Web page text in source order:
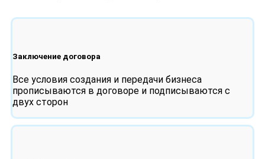
Заключение договора
Все условия создания и передачи бизнеса
прописываются в договоре и подписываются с
двух сторон